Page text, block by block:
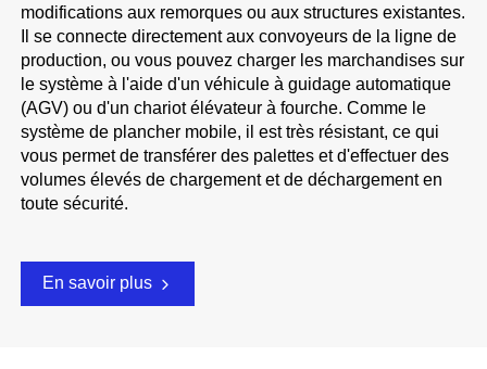
modifications aux remorques ou aux structures existantes.
Il se connecte directement aux convoyeurs de la ligne de
production, ou vous pouvez charger les marchandises sur
le système à l'aide d'un véhicule à guidage automatique
(AGV) ou d'un chariot élévateur à fourche. Comme le
système de plancher mobile, il est très résistant, ce qui
vous permet de transférer des palettes et d'effectuer des
volumes élevés de chargement et de déchargement en
toute sécurité.
En savoir plus